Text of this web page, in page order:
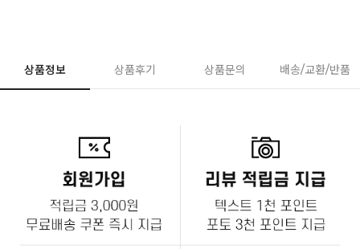
상품정보 상품후기 상품문의 배송/교환/반품